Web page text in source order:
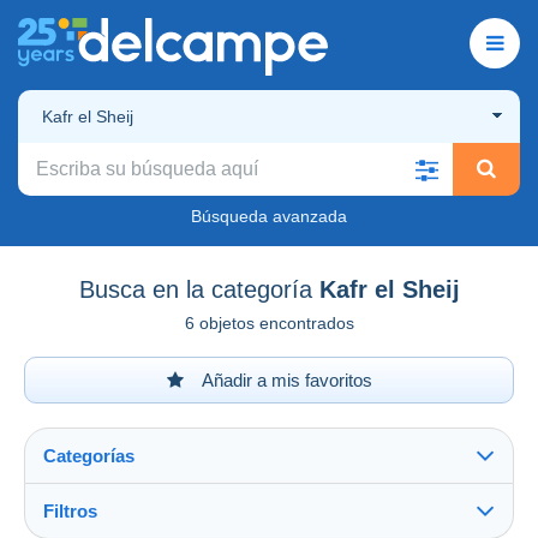
Kafr el Sheij
Búsqueda avanzada
Busca en la categoría Kafr el Sheij
6 objetos encontrados
Añadir a mis favoritos
Categorías
Filtros